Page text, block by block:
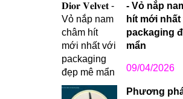
- Vỏ nắp
hít mới
packaging
mẩn
09/04/2026
Phương